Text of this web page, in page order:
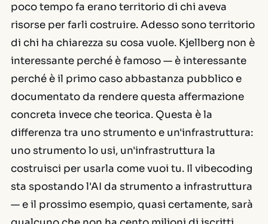
poco tempo fa erano territorio di chi aveva
risorse per farli costruire. Adesso sono territorio
di chi ha chiarezza su cosa vuole. Kjellberg non è
interessante perché è famoso — è interessante
perché è il primo caso abbastanza pubblico e
documentato da rendere questa affermazione
concreta invece che teorica. Questa è la
differenza tra uno strumento e un'infrastruttura:
uno strumento lo usi, un'infrastruttura la
costruisci per usarla come vuoi tu. Il vibecoding
sta spostando l'AI da strumento a infrastruttura
— e il prossimo esempio, quasi certamente, sarà